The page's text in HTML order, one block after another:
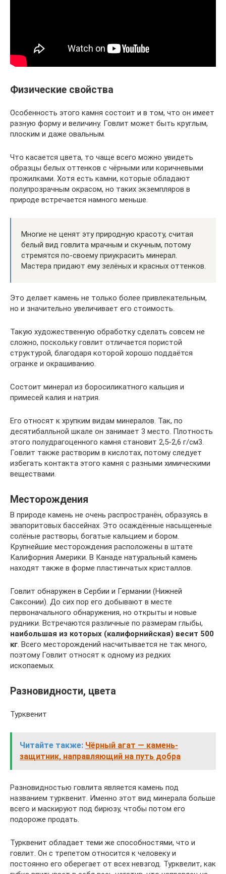
Физические свойства
Особенность этого камня состоит и в том, что он имеет
разную форму и величину. Говлит может быть круглым,
плоским и даже овальным.
Что касается цвета, то чаще всего можно увидеть
образцы белых оттенков с чёрными или коричневыми
прожилками. Хотя есть камни, которые обладают
полупрозрачным окрасом, но таких экземпляров в
природе встречается намного меньше.
Многие не ценят эту природную красоту, считая
белый вид говлита мрачным и скучным, потому
стремятся по-своему приукрасить минерал.
Мастера придают ему зелёных и красных оттенков.
Это делает камень не только более привлекательным,
но и значительно увеличивает его стоимость.
Такую художественную обработку сделать совсем не
сложно, поскольку говлит отличается пористой
структурой, благодаря которой хорошо поддаётся
огранке и окрашиванию.
Состоит минерал из боросиликатного кальция и
примесей калия и натрия.
Его относят к хрупким видам минералов. Так, по
десятибалльной шкале он занимает 3 место. Плотность
этого полудрагоценного камня становит 2,5-2,6 г/см3.
Говлит также растворим в кислотах, потому следует
избегать контакта этого камня с разными химическими
веществами.
Месторождения
В природе камень не очень распространён, образуясь в
эвапоритовых бассейнах. Это осаждённые насыщенные
солёные растворы, богатые кальцием и бором.
Крупнейшие месторождения расположены в штате
Калифорния Америки. В Канаде натуральный камень
находят также в форме пластинчатых кристаллов.
Говлит обнаружен в Сербии и Германии (Нижней
Саксонии). До сих пор его добывают в месте
первоначального обнаружения, но открыты и новые
рудники. Встречаются различные по размерам глыбы,
наибольшая из которых (калифорнийская) весит 500
кг. Всего месторождений насчитывается не так много,
поэтому Говлит относят к одному из редких
ископаемых.
Разновидности, цвета
Турквенит
Читайте также: Чёрный агат — камень-
защитник, направляющий на путь добра
Разновидностью говлита является камень под
названием турквенит. Именно этот вид минерала больше
всего и маскируют под бирюзу, чтобы потом его
подороже продать.
Турквенит обладает теми же способностями, что и
говлит. Он с трепетом относится к человеку и
постоянно его оберегает от всех невзгод. Турквелит, как